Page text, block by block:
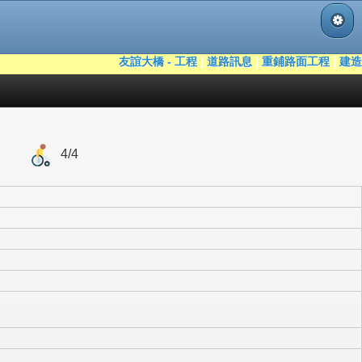
友誼大橋 - 工程|道路訊息|重鋪路面工程|建造
4/4